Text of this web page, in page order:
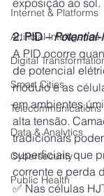
Internet & Platforms
Artificial Intelligence
Digital
Smart Cities
Telecommunications
Data & Analytics
Cybersecurity
Public Health
exposição ao sol.
2. PID –
A PID ocorre
de potencial
módulo e as
em ambientes
alta tensão.
tradicionais
superficiais que
corrente e perda
✅ Nas células